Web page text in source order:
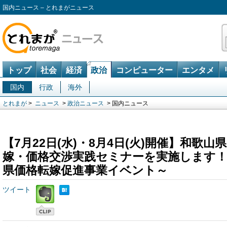
国内ニュース – とれまがニュース
トップ 社会 経済 政治 コンピューター エンタメ
国内 行政 海外
とれまが > ニュース > 政治ニュース > 国内ニュース
【7月22日(水)・8月4日(火)開催】和歌山
嫁・価格交渉実践セミナーを実施します
県価格転嫁促進事業イベント～
ツイート